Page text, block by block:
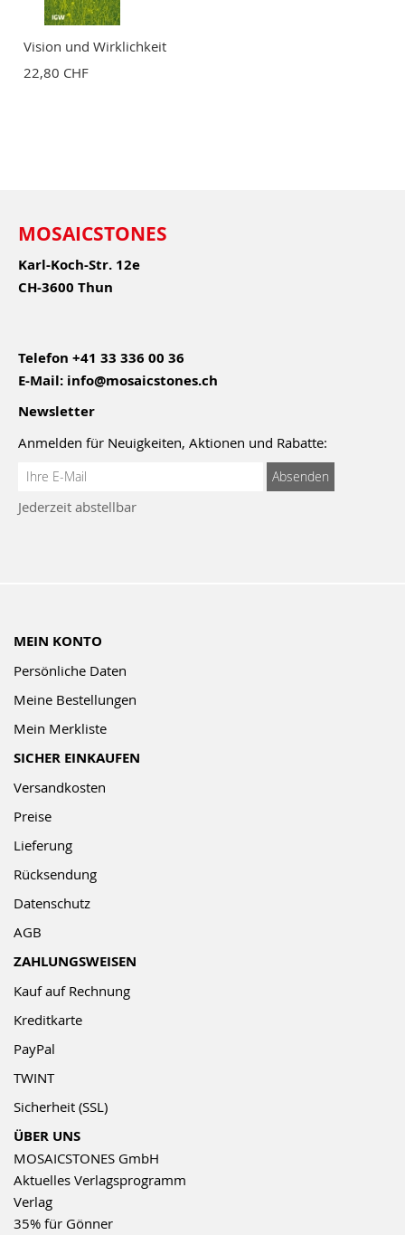
Vision und Wirklichkeit
22,80 CHF
MOSAICSTONES
Karl-Koch-Str. 12e
CH-3600 Thun
Telefon +41 33 336 00 36
E-Mail: info@mosaicstones.ch
Newsletter
Anmelden für Neuigkeiten, Aktionen und Rabatte:
Anmeldung
Newsletter:
Absenden
Jederzeit abstellbar
MEIN KONTO
Persönliche Daten
Meine Bestellungen
Mein Merkliste
SICHER EINKAUFEN
Versandkosten
Preise
Lieferung
Rücksendung
Datenschutz
AGB
ZAHLUNGSWEISEN
Kauf auf Rechnung
Kreditkarte
PayPal
TWINT
Sicherheit (SSL)
ÜBER UNS
MOSAICSTONES GmbH
Aktuelles Verlagsprogramm
Verlag
35% für Gönner